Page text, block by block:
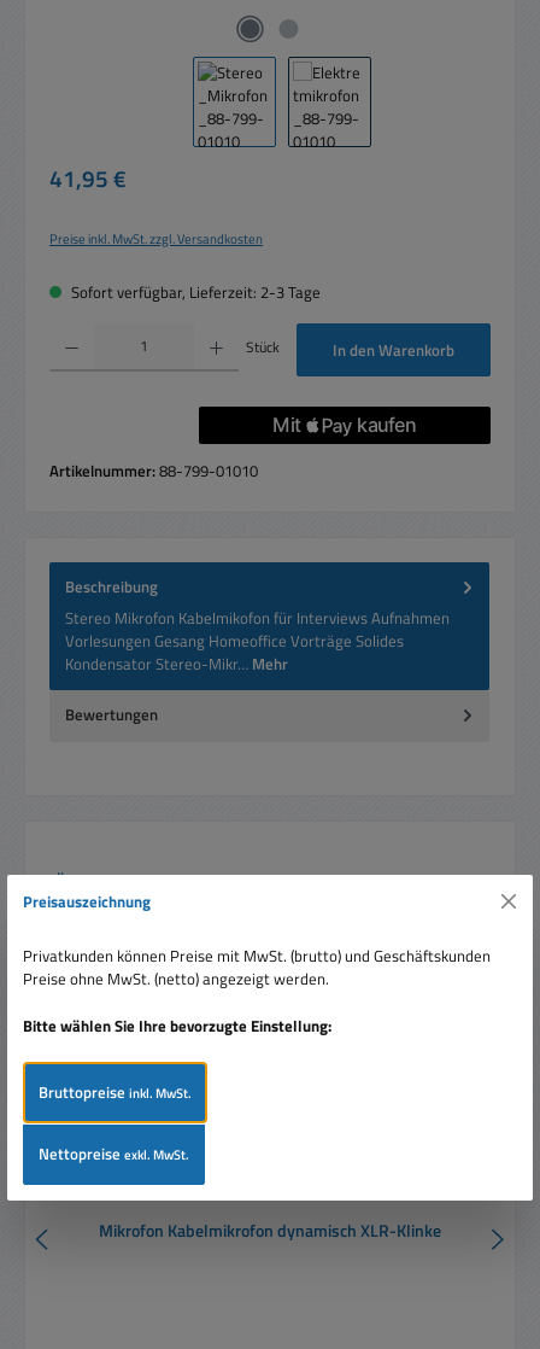
Regulärer Preis:
41,95 €
Preise inkl. MwSt. zzgl. Versandkosten
Sofort verfügbar, Lieferzeit: 2-3 Tage
Produkt Anzahl: Gib den gewünschten Wert ein oder benutze die Schaltflächen um
Stück In den Warenkorb
Artikelnummer:88-799-01010
Beschreibung
Stereo Mikrofon Kabelmikofon für Interviews Aufnahmen
Vorlesungen Gesang Homeoffice Vorträge Solides
Kondensator Stereo-Mikr… Mehr
Bewertungen
Produktgalerie überspringen
Ähnliche Artikel
Mikrofon Kabelmikrofon dynamisch XLR-Klinke
Preisauszeichnung
Privatkunden können Preise mit MwSt. (brutto) und Geschäftskunden
Preise ohne MwSt. (netto) angezeigt werden.
Bitte wählen Sie Ihre bevorzugte Einstellung:
Bruttopreiseinkl. MwSt.
Nettopreiseexkl. MwSt.